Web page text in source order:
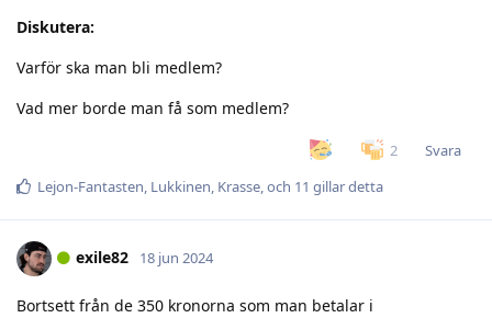
Diskutera:
Varför ska man bli medlem?
Vad mer borde man få som medlem?
2
Svara
Lejon-Fantasten, Lukkinen, Krasse, och 11 gillar detta
exile82 18 jun 2024
Bortsett från de 350 kronorna som man betalar i